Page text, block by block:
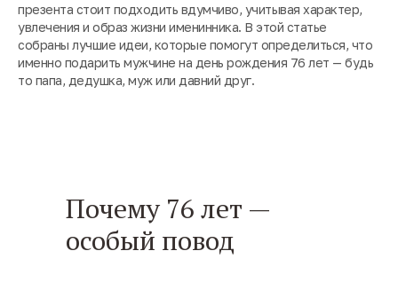
презента стоит подходить вдумчиво, учитывая характер,
увлечения и образ жизни именинника. В этой статье
собраны лучшие идеи, которые помогут определиться, что
именно подарить мужчине на день рождения 76 лет — будь
то папа, дедушка, муж или давний друг.
Почему 76 лет —
особый повод